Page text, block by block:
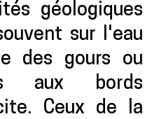
géologiques
sur l'eau
des gours ou
aux bords
Ceux de la